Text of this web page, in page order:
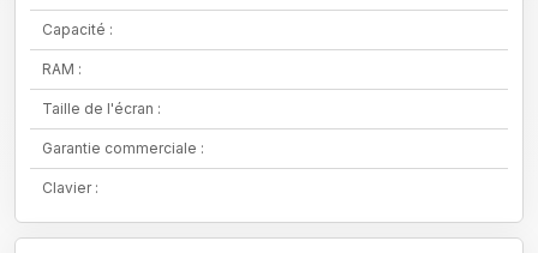
Capacité :
RAM :
Taille de l'écran :
Garantie commerciale :
Clavier :